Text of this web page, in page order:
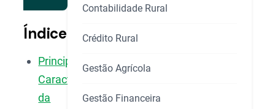
Índice
Principais
Características
da
Contabilidade Rural
Crédito Rural
Gestão Agrícola
Gestão Financeira